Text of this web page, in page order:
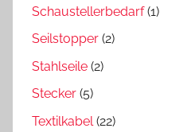
Schaustellerbedarf(1)
Seilstopper (2)
Stahlseile (2)
Stecker (5)
Textilkabel (22)